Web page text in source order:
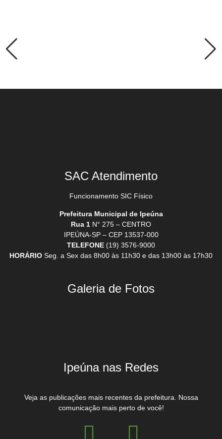
SAC Atendimento
Funcionamento SIC Físico
Prefeitura Municipal de Ipeúna
Rua 1 N° 275 – CENTRO
IPEÚNA-SP – CEP 13537-000
TELEFONE (19) 3576-9000
HORÁRIO Seg. a Sex das 8h00 às 11h30 e das 13h00 às 17h30
Galeria de Fotos
Ipeúna nas Redes
Veja as publicações mais recentes da prefeitura. Nossa
comunicação mais perto de você!